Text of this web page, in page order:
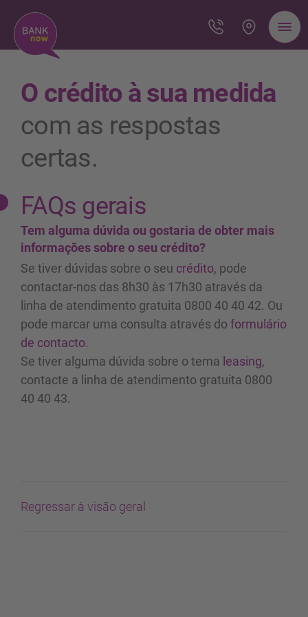
O crédito à sua medida
com as respostas
certas.
FAQs gerais
Tem alguma dúvida ou gostaria de obter mais
informações sobre o seu crédito?
Se tiver dúvidas sobre o seu crédito, pode
contactar-nos das 8h30 às 17h30 através da
linha de atendimento gratuita 0800 40 40 42. Ou
pode marcar uma consulta através do formulário
de contacto.
Se tiver alguma dúvida sobre o tema leasing,
contacte a linha de atendimento gratuita 0800
40 40 43.
Regressar à visão geral